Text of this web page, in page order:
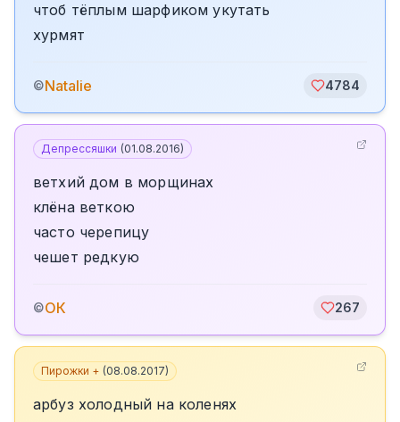
чтоб тёплым шарфиком укутать
хурмят
©Natalie 4784
Депрессяшки (01.08.2016)
ветхий дом в морщинах
клёна веткою
часто черепицу
чешет редкую
©ОК 267
Пирожки + (08.08.2017)
арбуз холодный на коленях